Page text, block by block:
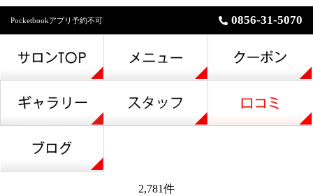
Pocketbookアプリ予約不可 0856-31-5070
2,781件